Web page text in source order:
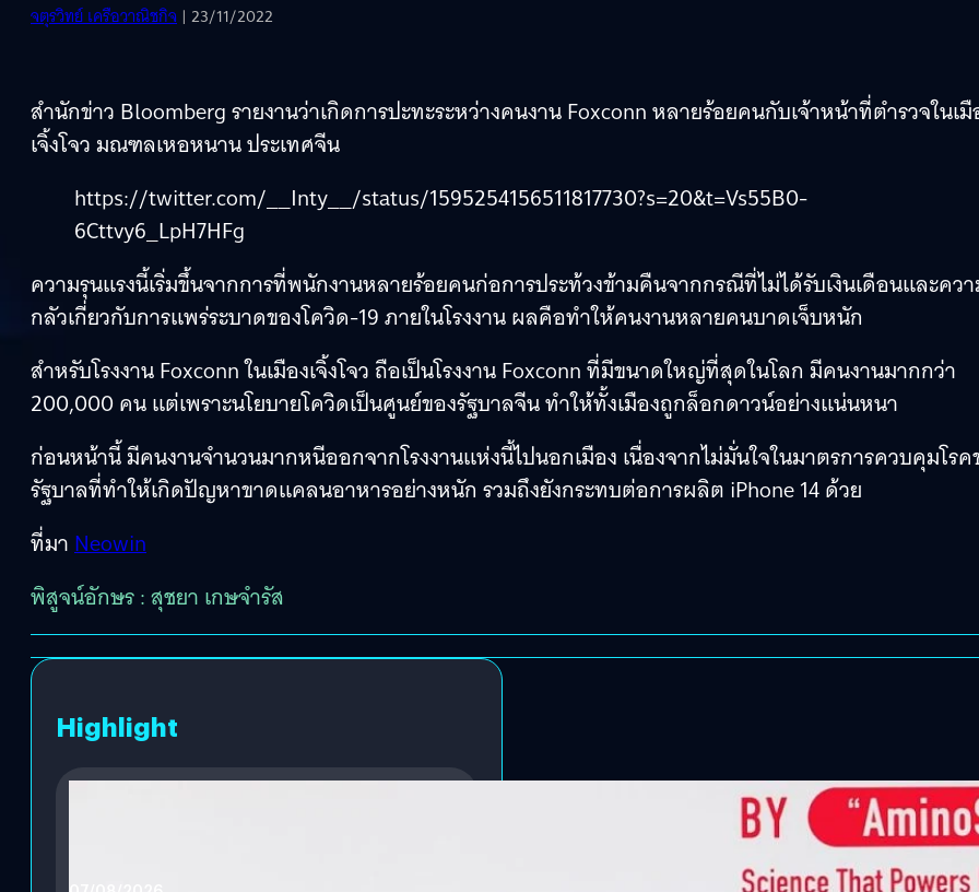
จตุรวิทย์ เครือวาณิชกิจ | 23/11/2022
สำนักข่าว Bloomberg รายงานว่าเกิดการปะทะระหว่างคนงาน Foxconn หลายร้อยคนกับเจ้าหน้าที่ตำรวจในเมื
เจิ้งโจว มณฑลเหอหนาน ประเทศจีน
https://twitter.com/__Inty__/status/1595254156511817730?s=20&t=Vs55B0-
6Cttvy6_LpH7HFg
ความรุนแรงนี้เริ่มขึ้นจากการที่พนักงานหลายร้อยคนก่อการประท้วงข้ามคืนจากกรณีที่ไม่ได้รับเงินเดือนและคว
กลัวเกี่ยวกับการแพร่ระบาดของโควิด-19 ภายในโรงงาน ผลคือทำให้คนงานหลายคนบาดเจ็บหนัก
สำหรับโรงงาน Foxconn ในเมืองเจิ้งโจว ถือเป็นโรงงาน Foxconn ที่มีขนาดใหญ่ที่สุดในโลก มีคนงานมากกว่า
200,000 คน แต่เพราะนโยบายโควิดเป็นศูนย์ของรัฐบาลจีน ทำให้ทั้งเมืองถูกล็อกดาวน์อย่างแน่นหนา
ก่อนหน้านี้ มีคนงานจำนวนมากหนีออกจากโรงงานแห่งนี้ไปนอกเมือง เนื่องจากไม่มั่นใจในมาตรการควบคุมโรค
รัฐบาลที่ทำให้เกิดปัญหาขาดแคลนอาหารอย่างหนัก รวมถึงยังกระทบต่อการผลิต iPhone 14 ด้วย
ที่มาNeowin
พิสูจน์อักษร : สุชยา เกษจำรัส
Highlight